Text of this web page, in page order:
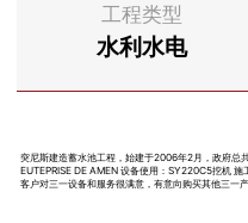
工程类型
水利水电
突尼斯建造蓄水池工程，始建于2006年2月，政府总
EUTEPRISE DE AMEN 设备使用：SY220C5挖机
客户对三一设备和服务很满意，有意向购买其他三一产